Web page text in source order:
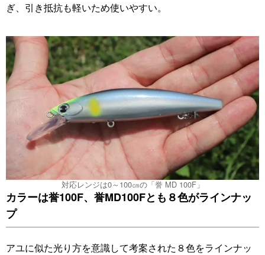
ぎ、引き抵抗も軽いため使いやすい。
対応レンジは0～100㎝の「誉 MD 100F」
カラーは誉100F、誉MD100Fとも８色がラインナッ
プ
アユに似た光り方を意識して考案された８色をラインナッ